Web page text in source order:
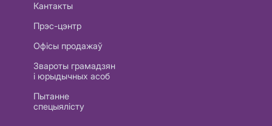
Кантакты
Прэс-цэнтр
Офісы продажаў
Звароты грамадзян
і юрыдычных асоб
Пытанне
спецыялісту